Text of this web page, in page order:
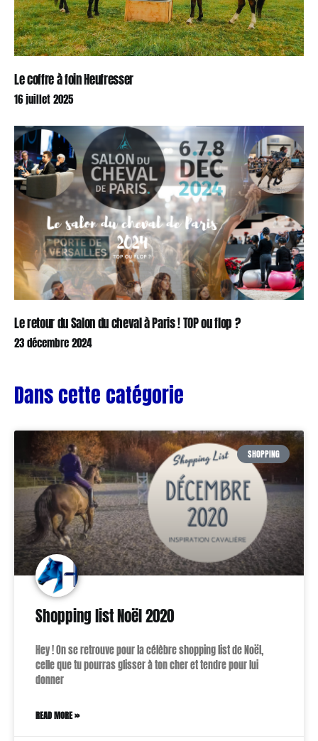
Le coffre à foin Heufresser
16 juillet 2025
Le retour du Salon du cheval à Paris ! TOP ou flop ?
23 décembre 2024
Dans cette catégorie
SHOPPING
Shopping list Noël 2020
Hey ! On se retrouve pour la célèbre shopping list de Noël,
celle que tu pourras glisser à ton cher et tendre pour lui
donner
READ MORE »